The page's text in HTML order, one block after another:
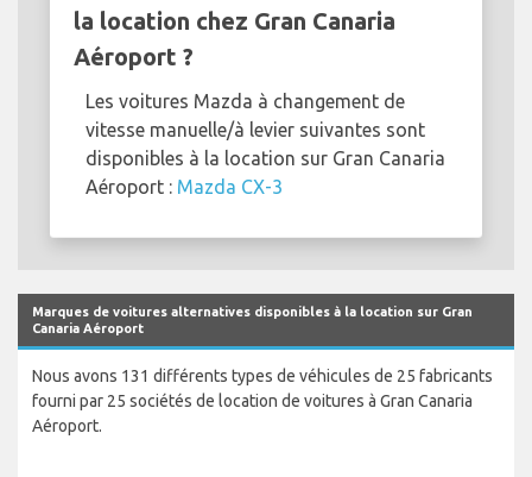
la location chez Gran Canaria
Aéroport ?
Les voitures Mazda à changement de
vitesse manuelle/à levier suivantes sont
disponibles à la location sur Gran Canaria
Aéroport : Mazda CX-3
Marques de voitures alternatives disponibles à la location sur Gran
Canaria Aéroport
Nous avons 131 différents types de véhicules de 25 fabricants
fourni par 25 sociétés de location de voitures à Gran Canaria
Aéroport.